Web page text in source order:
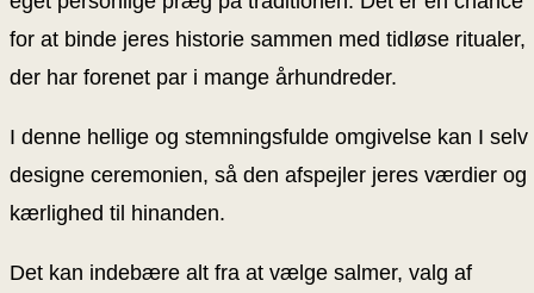
for at binde jeres historie sammen med tidløse ritualer,
der har forenet par i mange århundreder.
I denne hellige og stemningsfulde omgivelse kan I selv
designe ceremonien, så den afspejler jeres værdier og
kærlighed til hinanden.
Det kan indebære alt fra at vælge salmer, valg af